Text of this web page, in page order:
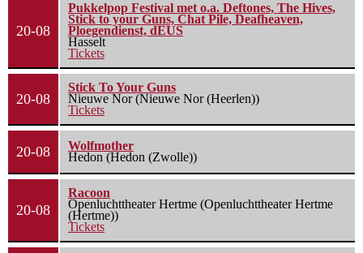
20-08
Pukkelpop Festival met o.a. Deftones, The Hives,
Stick to your Guns, Chat Pile, Deafheaven,
Ploegendienst, dEUS
Hasselt
Tickets
20-08
Stick To Your Guns
Nieuwe Nor (Nieuwe Nor (Heerlen))
Tickets
20-08
Wolfmother
Hedon (Hedon (Zwolle))
20-08
Racoon
Openluchttheater Hertme (Openluchttheater Hertme
(Hertme))
Tickets